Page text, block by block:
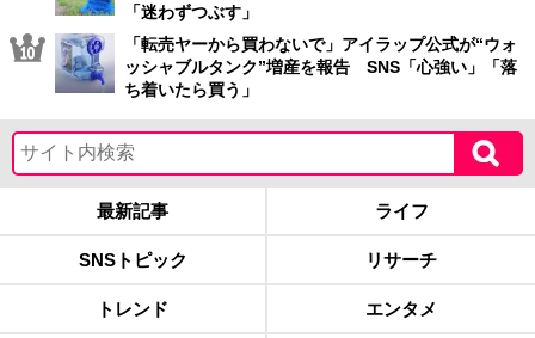
「迷わずつぶす」
「転売ヤーから買わないで」アイラップ公式が“ウォ
ッシャブルタンク”増産を報告 SNS「心強い」「落
ち着いたら買う」
最新記事 ライフ
SNSトピック リサーチ
トレンド エンタメ